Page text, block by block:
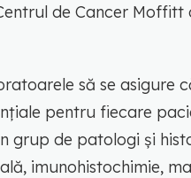
de Cancer
să se asigure
pentru fiecare
grup de patologi și
imunohistochimie,